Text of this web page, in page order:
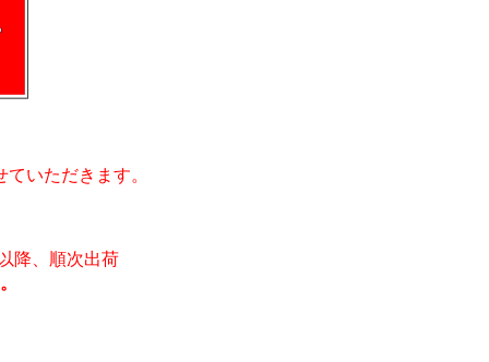
いただきます。
降、順次出荷